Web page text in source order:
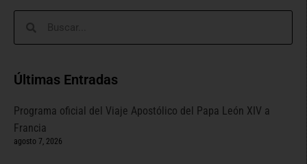
Últimas Entradas
Programa oficial del Viaje Apostólico del Papa León XIV a
Francia
agosto 7, 2026